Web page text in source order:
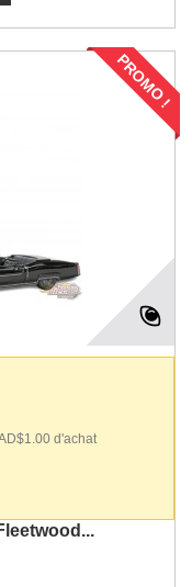
PROMO !
d'achat